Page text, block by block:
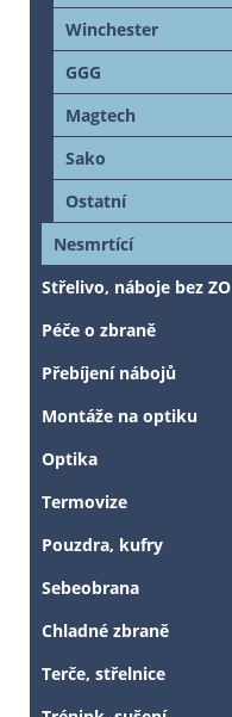
Winchester
GGG
Magtech
Sako
Ostatní
Nesmrtící
Střelivo, náboje bez ZO
Péče o zbraně
Přebíjení nábojů
Montáže na optiku
Optika
Termovize
Pouzdra, kufry
Sebeobrana
Chladné zbraně
Terče, střelnice